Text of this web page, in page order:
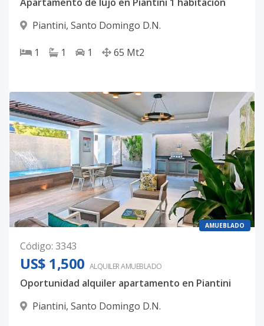
Piantini, Santo Domingo D.N.
1 1 1 65 Mt2
AMUEBLADO
Código: 3343
US$ 1,500 ALQUILERAMUEBLADO
Oportunidad alquiler apartamento en Piantini
Piantini, Santo Domingo D.N.